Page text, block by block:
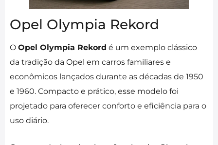
Opel Olympia Rekord
O Opel Olympia Rekord é um exemplo clássico
da tradição da Opel em carros familiares e
econômicos lançados durante as décadas de 1950
e 1960. Compacto e prático, esse modelo foi
projetado para oferecer conforto e eficiência para o
uso diário.